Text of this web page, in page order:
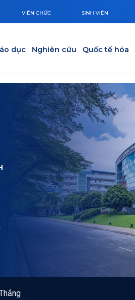
VIÊN CHỨC SINH VIÊN
dục Nghiên cứu Quốc tế hóa